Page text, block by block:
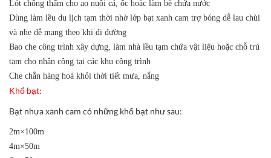
Lót chống thấm cho ao nuôi cá, ốc hoặc làm bể chứa nước
Dùng làm lều du lịch tạm thời nhờ lớp bạt xanh cam trợ bóng dễ lau chùi
và nhẹ dễ mang theo khi đi đường
Bao che công trình xây dựng, làm nhà lều tạm chứa vật liệu hoặc chỗ trú
tạm cho nhân công tại các khu công trình
Che chắn hàng hoá khỏi thời tiết mưa, nắng
Khổ bạt:
Bạt nhựa xanh cam có những khổ bạt như sau:
2m×100m
4m×50m